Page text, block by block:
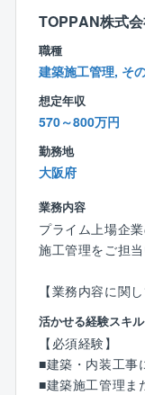
困っていること
多く、技術を次
たりと長期的な
です。
・本物の『もの
rks-arch/
TOPPAN株式
職種
建築施工管理, そ
想定年収
570～800万円
勤務地
大阪府
業務内容
プライム上場企
施工管理をご担当
【業務内容に関し
オフィスビルや
ンとした施工管
ト管理、資材管
ます。
活かせる経験スキル
【必須経験】
■建築・内装工事
■建築施工管理ま